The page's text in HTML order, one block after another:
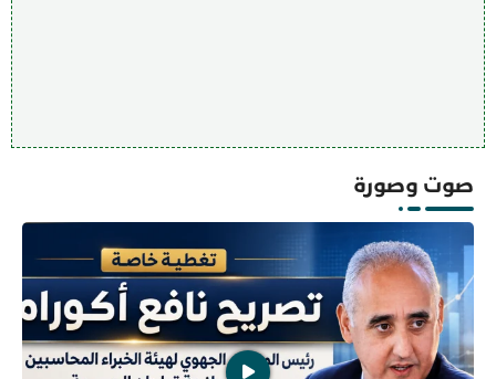
صوت وصورة